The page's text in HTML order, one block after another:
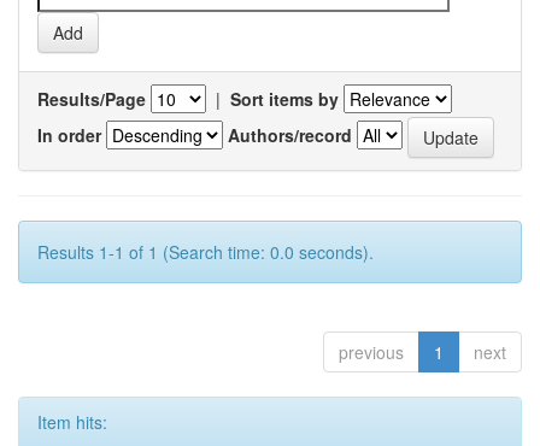
Results/Page | Sort items by
In order
Authors/record
Results 1-1 of 1 (Search time: 0.0 seconds).
previous 1 next
Item hits: